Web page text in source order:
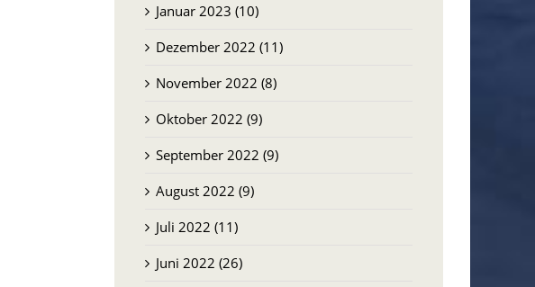
Januar 2023 (10)
Dezember 2022 (11)
November 2022 (8)
Oktober 2022 (9)
September 2022 (9)
August 2022 (9)
Juli 2022 (11)
Juni 2022 (26)